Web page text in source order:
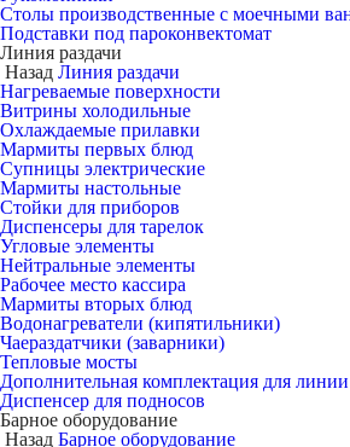
Столы производственные с моечными
Подставки под пароконвектомат
Линия раздачи
Назад Линия раздачи
Нагреваемые поверхности
Витрины холодильные
Охлаждаемые прилавки
Мармиты первых блюд
Супницы электрические
Мармиты настольные
Стойки для приборов
Диспенсеры для тарелок
Угловые элементы
Нейтральные элементы
Рабочее место кассира
Мармиты вторых блюд
Водонагреватели (кипятильники)
Чаераздатчики (заварники)
Тепловые мосты
Дополнительная комплектация для линии
Диспенсер для подносов
Барное оборудование
Назад Барное оборудование